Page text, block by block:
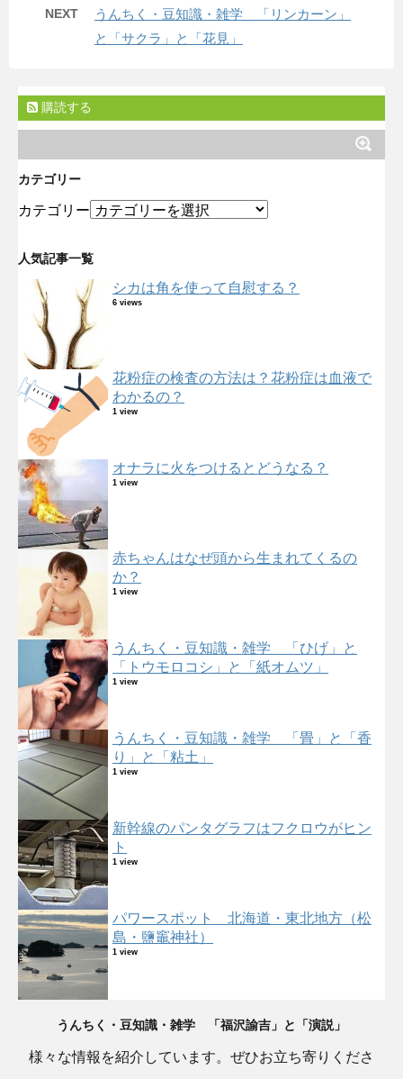
NEXT
うんちく・豆知識・雑学 「リンカーン」
と「サクラ」と「花見」
購読する
カテゴリー
カテゴリー
人気記事一覧
シカは角を使って自慰する？
6 views
花粉症の検査の方法は？花粉症は血液で
わかるの？
1 view
オナラに火をつけるとどうなる？
1 view
赤ちゃんはなぜ頭から生まれてくるの
か？
1 view
うんちく・豆知識・雑学 「ひげ」と
「トウモロコシ」と「紙オムツ」
1 view
うんちく・豆知識・雑学 「畳」と「香
り」と「粘土」
1 view
新幹線のパンタグラフはフクロウがヒン
ト
1 view
パワースポット 北海道・東北地方（松
島・鹽竈神社）
1 view
うんちく・豆知識・雑学 「福沢諭吉」と「演説」
様々な情報を紹介しています。ぜひお立ち寄りくださ